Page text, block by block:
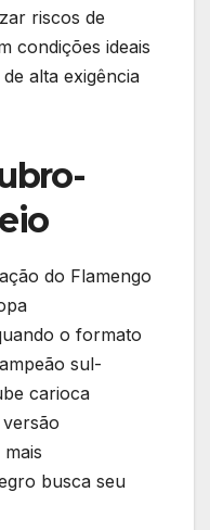
riscos de
condições ideais
alta exigência
do Flamengo
o formato
sul-
carioca
busca seu